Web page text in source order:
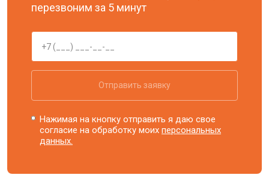
перезвоним за 5 минут
Отправить заявку
Нажимая на кнопку отправить я даю свое
согласие на обработку моихперсональных
данных.